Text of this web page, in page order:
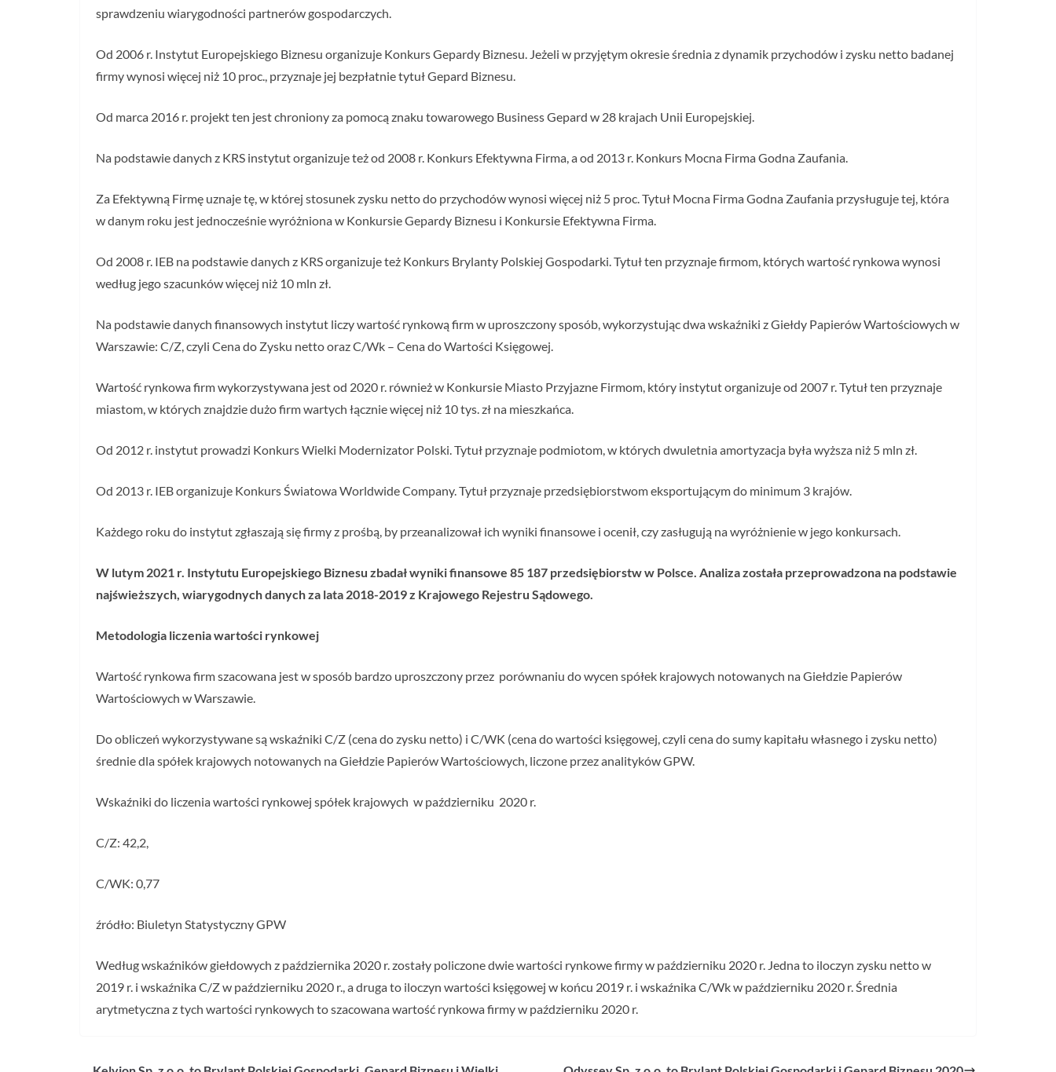
sprawdzeniu wiarygodności partnerów gospodarczych.
Od 2006 r. Instytut Europejskiego Biznesu organizuje Konkurs Gepardy Biznesu. Jeżeli w przyjętym okresie średnia z dynamik przychodów i zysku netto badanej
firmy wynosi więcej niż 10 proc., przyznaje jej bezpłatnie tytuł Gepard Biznesu.
Od marca 2016 r. projekt ten jest chroniony za pomocą znaku towarowego Business Gepard w 28 krajach Unii Europejskiej.
Na podstawie danych z KRS instytut organizuje też od 2008 r. Konkurs Efektywna Firma, a od 2013 r. Konkurs Mocna Firma Godna Zaufania.
Za Efektywną Firmę uznaje tę, w której stosunek zysku netto do przychodów wynosi więcej niż 5 proc. Tytuł Mocna Firma Godna Zaufania przysługuje tej, która
w danym roku jest jednocześnie wyróżniona w Konkursie Gepardy Biznesu i Konkursie Efektywna Firma.
Od 2008 r. IEB na podstawie danych z KRS organizuje też Konkurs Brylanty Polskiej Gospodarki. Tytuł ten przyznaje firmom, których wartość rynkowa wynosi
według jego szacunków więcej niż 10 mln zł.
Na podstawie danych finansowych instytut liczy wartość rynkową firm w uproszczony sposób, wykorzystując dwa wskaźniki z Giełdy Papierów Wartościowych w
Warszawie: C/Z, czyli Cena do Zysku netto oraz C/Wk – Cena do Wartości Księgowej.
Wartość rynkowa firm wykorzystywana jest od 2020 r. również w Konkursie Miasto Przyjazne Firmom, który instytut organizuje od 2007 r. Tytuł ten przyznaje
miastom, w których znajdzie dużo firm wartych łącznie więcej niż 10 tys. zł na mieszkańca.
Od 2012 r. instytut prowadzi Konkurs Wielki Modernizator Polski. Tytuł przyznaje podmiotom, w których dwuletnia amortyzacja była wyższa niż 5 mln zł.
Od 2013 r. IEB organizuje Konkurs Światowa Worldwide Company. Tytuł przyznaje przedsiębiorstwom eksportującym do minimum 3 krajów.
Każdego roku do instytut zgłaszają się firmy z prośbą, by przeanalizował ich wyniki finansowe i ocenił, czy zasługują na wyróżnienie w jego konkursach.
W lutym 2021 r. Instytutu Europejskiego Biznesu zbadał wyniki finansowe 85 187 przedsiębiorstw w Polsce. Analiza została przeprowadzona na podstawie
najświeższych, wiarygodnych danych za lata 2018-2019 z Krajowego Rejestru Sądowego.
Metodologia liczenia wartości rynkowej
Wartość rynkowa firm szacowana jest w sposób bardzo uproszczony przez porównaniu do wycen spółek krajowych notowanych na Giełdzie Papierów
Wartościowych w Warszawie.
Do obliczeń wykorzystywane są wskaźniki C/Z (cena do zysku netto) i C/WK (cena do wartości księgowej, czyli cena do sumy kapitału własnego i zysku netto)
średnie dla spółek krajowych notowanych na Giełdzie Papierów Wartościowych, liczone przez analityków GPW.
Wskaźniki do liczenia wartości rynkowej spółek krajowych w październiku 2020 r.
C/Z: 42,2,
C/WK: 0,77
źródło: Biuletyn Statystyczny GPW
Według wskaźników giełdowych z października 2020 r. zostały policzone dwie wartości rynkowe firmy w październiku 2020 r. Jedna to iloczyn zysku netto w
2019 r. i wskaźnika C/Z w październiku 2020 r., a druga to iloczyn wartości księgowej w końcu 2019 r. i wskaźnika C/Wk w październiku 2020 r. Średnia
arytmetyczna z tych wartości rynkowych to szacowana wartość rynkowa firmy w październiku 2020 r.